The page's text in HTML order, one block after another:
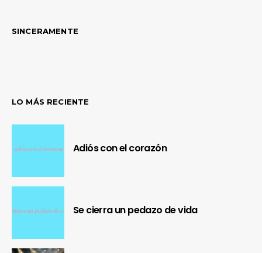
SINCERAMENTE
LO MÁS RECIENTE
Adiós con el corazón
Se cierra un pedazo de vida